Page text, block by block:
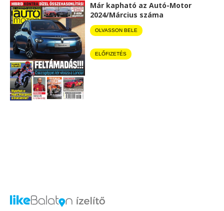
Már kapható az Autó-Motor
2024/Március száma
OLVASSON BELE
ELŐFIZETÉS